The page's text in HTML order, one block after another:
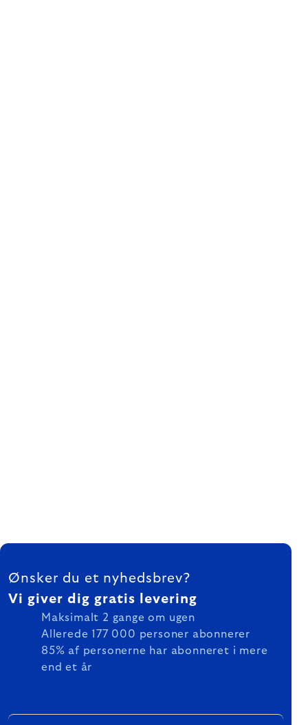
FOOTER
Ønsker du et nyhedsbrev?
Vi giver dig gratis levering
Maksimalt 2 gange om ugen
Allerede 177 000 personer abonnerer
85% af personerne har abonneret i mere
end et år